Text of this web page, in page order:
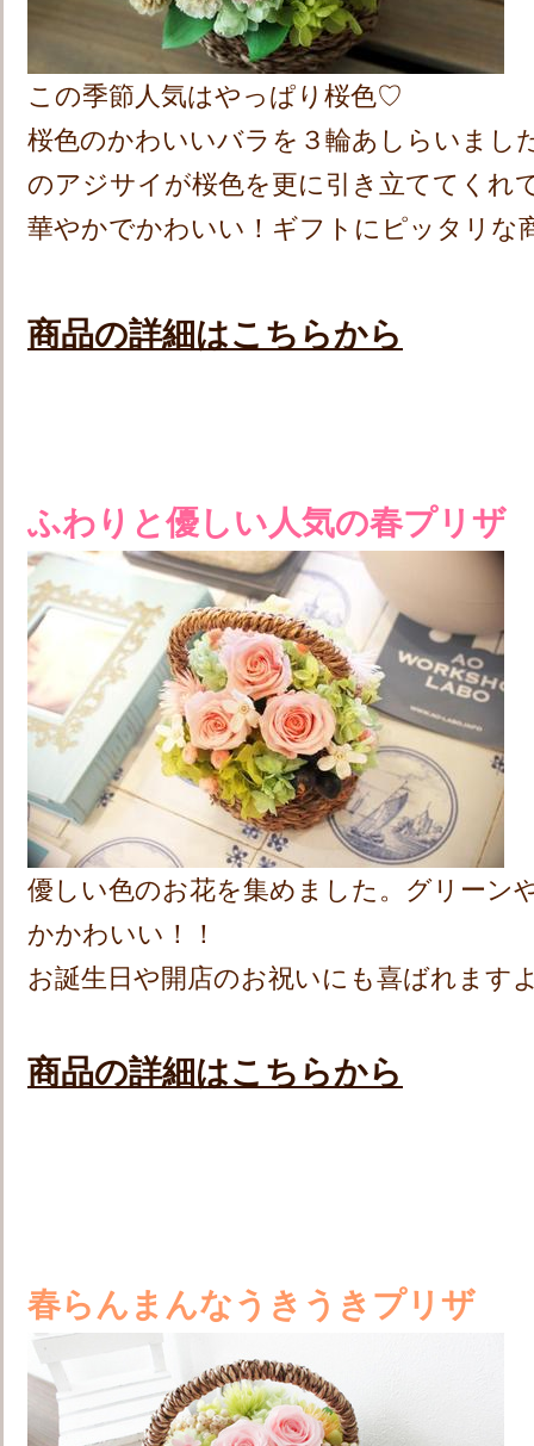
この季節人気はやっぱり桜色♡
桜色のかわいいバラを３輪あしらいまし
のアジサイが桜色を更に引き立ててくれ
華やかでかわいい！ギフトにピッタリな
商品の詳細はこちらから
ふわりと優しい人気の春プリザ
優しい色のお花を集めました。グリーン
かかわいい！！
お誕生日や開店のお祝いにも喜ばれます
商品の詳細はこちらから
春らんまんなうきうきプリ